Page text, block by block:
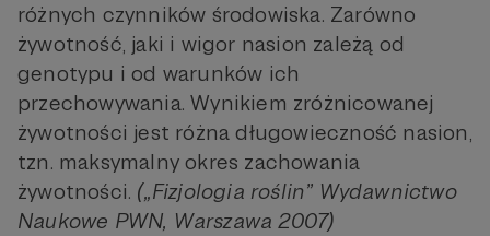
różnych czynników środowiska. Zarówno
żywotność, jaki i wigor nasion zależą od
genotypu i od warunków ich
przechowywania. Wynikiem zróżnicowanej
żywotności jest różna długowieczność nasion,
tzn. maksymalny okres zachowania
żywotności. („Fizjologia roślin” Wydawnictwo
Naukowe PWN, Warszawa 2007)